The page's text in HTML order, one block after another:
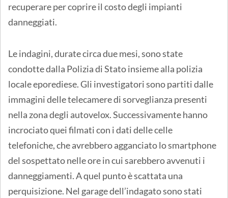
recuperare per coprire il costo degli impianti
danneggiati.
Le indagini, durate circa due mesi, sono state
condotte dalla Polizia di Stato insieme alla polizia
locale eporediese. Gli investigatori sono partiti dalle
immagini delle telecamere di sorveglianza presenti
nella zona degli autovelox. Successivamente hanno
incrociato quei filmati con i dati delle celle
telefoniche, che avrebbero agganciato lo smartphone
del sospettato nelle ore in cui sarebbero avvenuti i
danneggiamenti. A quel punto è scattata una
perquisizione. Nel garage dell’indagato sono stati